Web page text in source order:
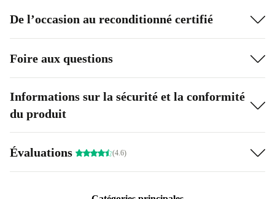
De l’occasion au reconditionné certifié
Foire aux questions
Informations sur la sécurité et la conformité
du produit
Évaluations (4.6)